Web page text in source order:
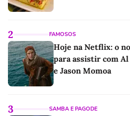
2 FAMOSOS
Hoje na Netflix: o
para assistir com
e Jason Momoa
3 SAMBA E PAGODE